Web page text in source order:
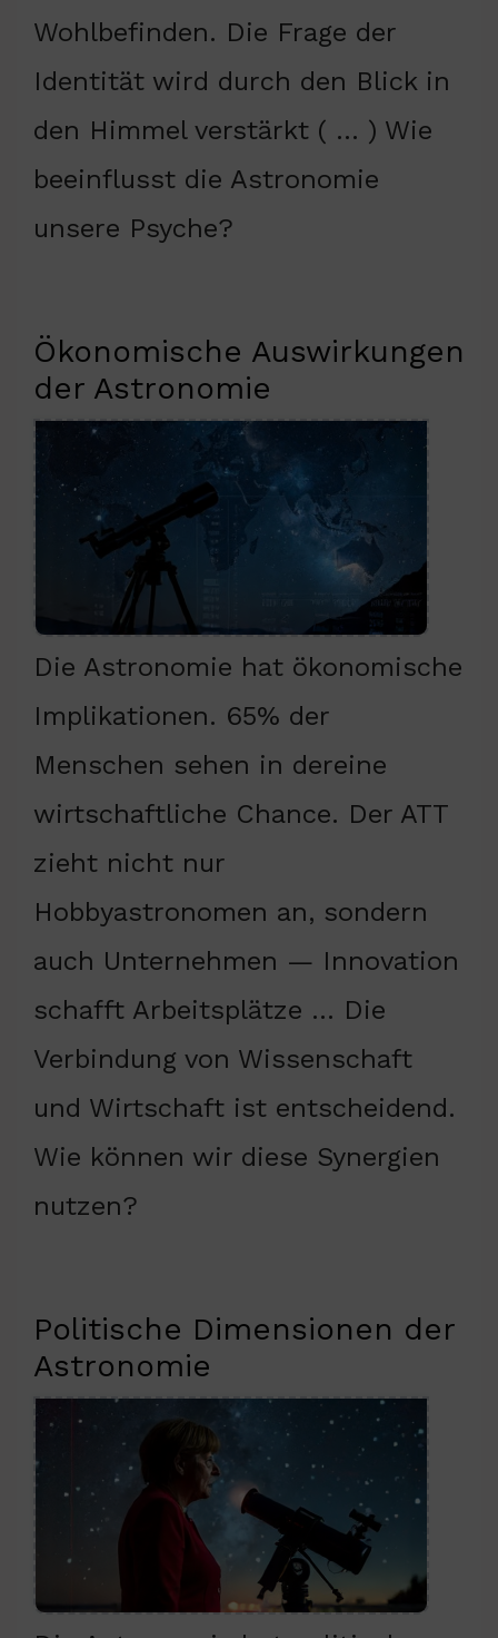
Wohlbefinden. Die Frage der
Identität wird durch den Blick in
den Himmel verstärkt ( … ) Wie
beeinflusst die Astronomie
unsere Psyche?
Ökonomische Auswirkungen
der Astronomie
Die Astronomie hat ökonomische
Implikationen. 65% der
Menschen sehen in dereine
wirtschaftliche Chance. Der ATT
zieht nicht nur
Hobbyastronomen an, sondern
auch Unternehmen — Innovation
schafft Arbeitsplätze … Die
Verbindung von Wissenschaft
und Wirtschaft ist entscheidend.
Wie können wir diese Synergien
nutzen?
Politische Dimensionen der
Astronomie